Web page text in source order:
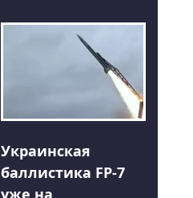
Украинская
баллистика FP-7